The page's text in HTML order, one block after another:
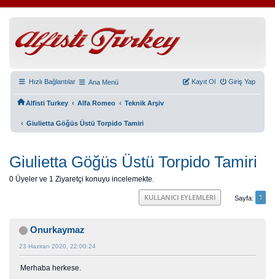
Hızlı Bağlantılar Ana Menü Giriş Yap
Kayıt Ol
Alfisti Turkey ‹ Alfa Romeo ‹ Teknik Arşiv
‹ Giulietta Göğüs Üstü Torpido Tamiri
Giulietta Göğüs Üstü Torpido Tamiri
0 Üyeler ve 1 Ziyaretçi konuyu incelemekte.
Sayfa 1
KULLANICI EYLEMLERI
Onurkaymaz
23 Haziran 2020, 22:00:24
Merhaba herkese.